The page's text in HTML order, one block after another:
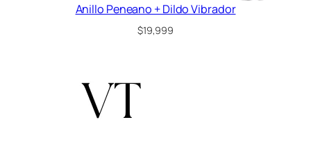
Anillo Peneano + Dildo Vibrador
$19,999